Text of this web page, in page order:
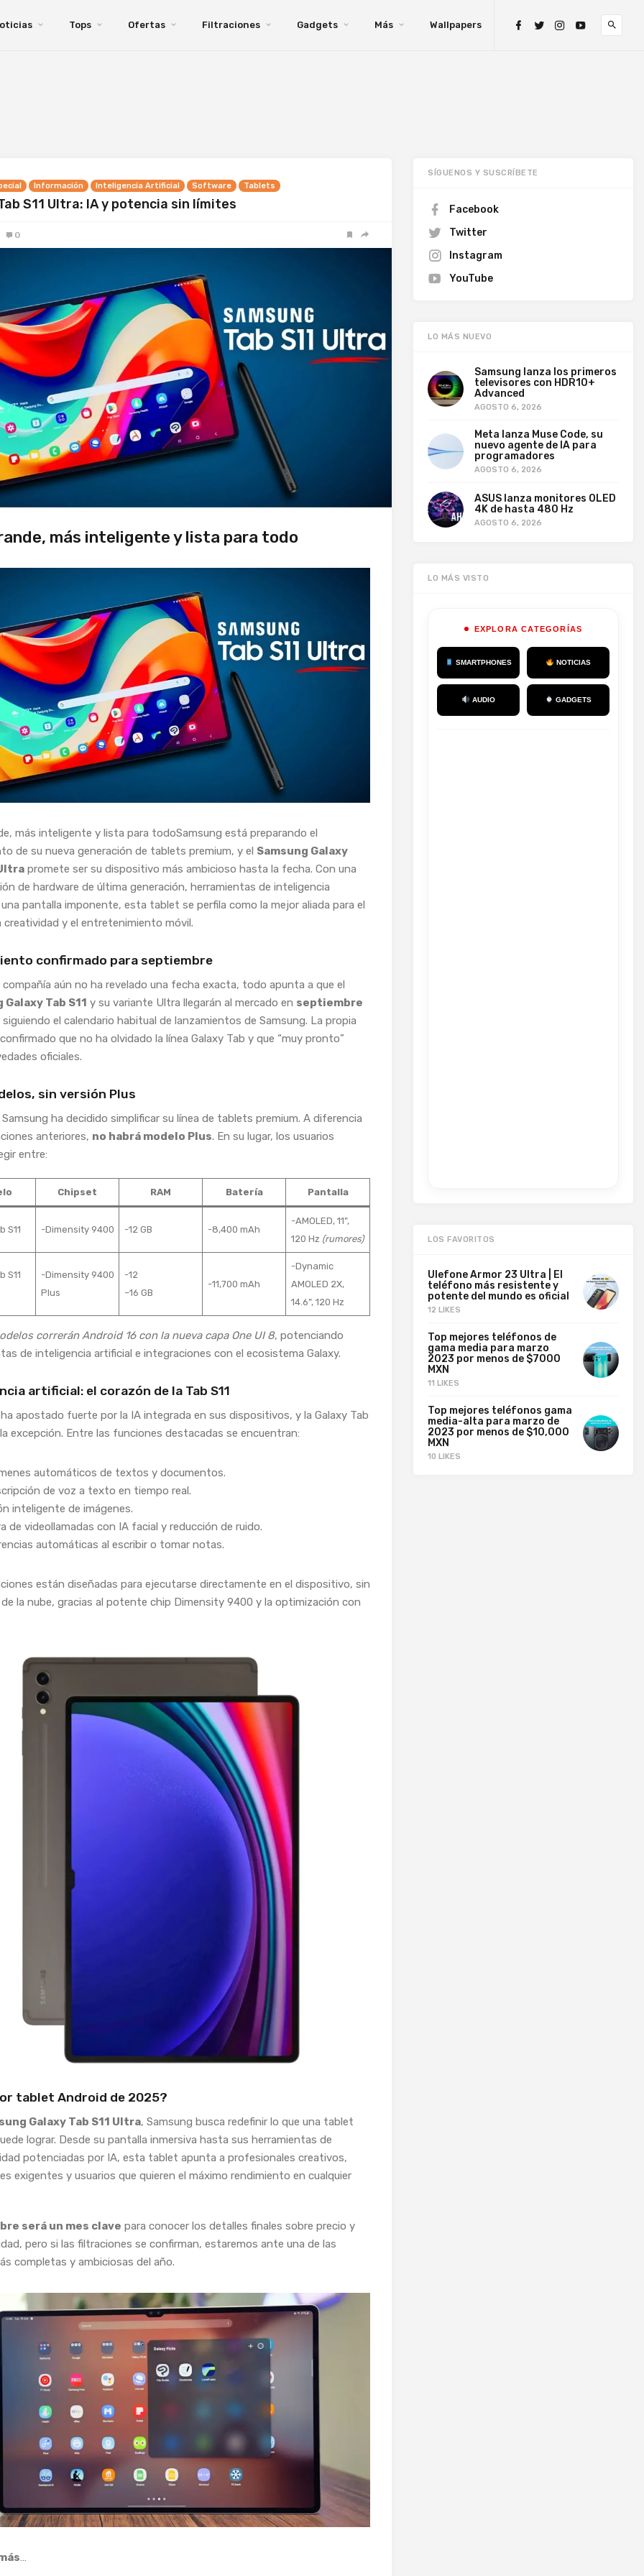
Tops Ofertas Filtraciones Gadgets Más Wallpapers
Información Inteligencia Artificial Software Tablets
S11 Ultra: IA y potencia sin límites
0
más inteligente y lista para todo
más inteligente y lista para todoSamsung está preparando el
de su nueva generación de tablets premium, y el Samsung Galaxy
promete ser su dispositivo más ambicioso hasta la fecha. Con una
de hardware de última generación, herramientas de inteligencia
pantalla imponente, esta tablet se perfila como la mejor aliada para el
creatividad y el entretenimiento móvil.
confirmado para septiembre
compañía aún no ha revelado una fecha exacta, todo apunta a que el
Galaxy Tab S11 y su variante Ultra llegarán al mercado en septiembre
siguiendo el calendario habitual de lanzamientos de Samsung. La propia
que no ha olvidado la línea Galaxy Tab y que “muy pronto”
oficiales.
sin versión Plus
ha decidido simplificar su línea de tablets premium. A diferencia
anteriores, no habrá modelo Plus. En su lugar, los usuarios
entre:
Chipset RAM Batería Pantalla
S11 -Dimensity 9400 -12 GB -8,400 mAh
-AMOLED, 11”,
120 Hz (rumores)
S11
-Dimensity 9400
Plus
-12
–16 GB
-11,700 mAh
-Dynamic
AMOLED 2X,
14.6”, 120 Hz
correrán Android 16 con la nueva capa One UI 8, potenciando
de inteligencia artificial e integraciones con el ecosistema Galaxy.
artificial: el corazón de la Tab S11
apostado fuerte por la IA integrada en sus dispositivos, y la Galaxy Tab
la excepción. Entre las funciones destacadas se encuentran:
automáticos de textos y documentos.
de voz a texto en tiempo real.
inteligente de imágenes.
de videollamadas con IA facial y reducción de ruido.
automáticas al escribir o tomar notas.
están diseñadas para ejecutarse directamente en el dispositivo, sin
la nube, gracias al potente chip Dimensity 9400 y la optimización con
tablet Android de 2025?
Galaxy Tab S11 Ultra, Samsung busca redefinir lo que una tablet
lograr. Desde su pantalla inmersiva hasta sus herramientas de
potenciadas por IA, esta tablet apunta a profesionales creativos,
exigentes y usuarios que quieren el máximo rendimiento en cualquier
será un mes clave para conocer los detalles finales sobre precio y
pero si las filtraciones se confirman, estaremos ante una de las
completas y ambiciosas del año.
…
SÍGUENOS Y SUSCRÍBETE
Facebook
Twitter
Instagram
YouTube
LO MÁS NUEVO
Samsung lanza los primeros
televisores con HDR10+
Advanced
AGOSTO 6, 2026
Meta lanza Muse Code, su
nuevo agente de IA para
programadores
AGOSTO 6, 2026
ASUS lanza monitores OLED
4K de hasta 480 Hz
AGOSTO 6, 2026
LO MÁS VISTO
EXPLORA CATEGORÍAS
SMARTPHONES NOTICIAS
AUDIO GADGETS
LOS FAVORITOS
Ulefone Armor 23 Ultra | El
teléfono más resistente y
potente del mundo es oficial
12 LIKES
Top mejores teléfonos de
gama media para marzo
2023 por menos de $7000
MXN
11 LIKES
Top mejores teléfonos gama
media-alta para marzo de
2023 por menos de $10,000
MXN
10 LIKES